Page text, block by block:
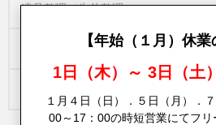
遺品整理／生前整理
買取りサービスについて【年始（１月）休業
1日（木）～ 3日（土
１月４日（日）．５日（月）．
00～17：00の時短営業にてフ